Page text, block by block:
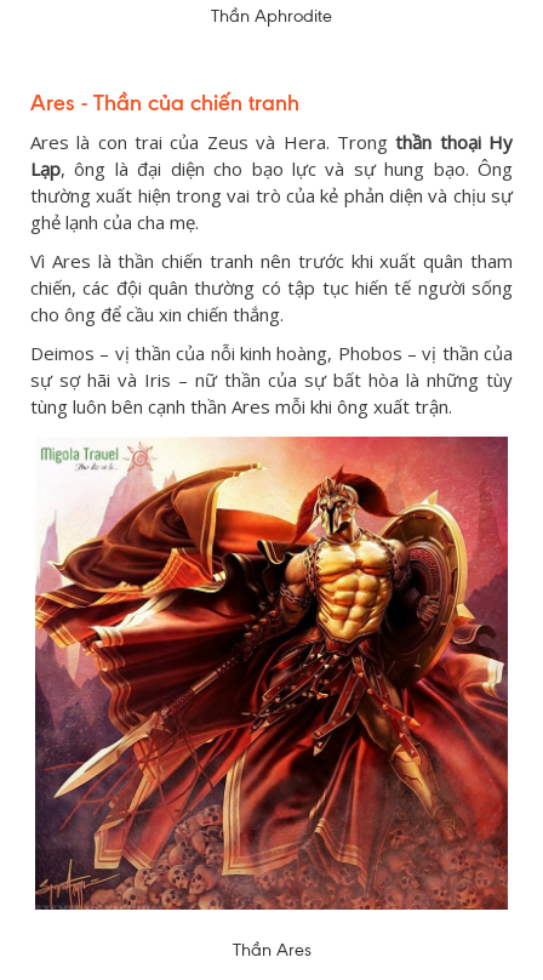
Thần Aphrodite
Ares - Thần của chiến tranh
Ares là con trai của Zeus và Hera. Trongthần thoại Hy
Lạp, ông là đại diện cho bạo lực và sự hung bạo. Ông
thường xuất hiện trong vai trò của kẻ phản diện và chịu sự
ghẻ lạnh của cha mẹ.
Vì Ares là thần chiến tranh nên trước khi xuất quân tham
chiến, các đội quân thường có tập tục hiến tế người sống
cho ông để cầu xin chiến thắng.
Deimos – vị thần của nỗi kinh hoàng, Phobos – vị thần của
sự sợ hãi và Iris – nữ thần của sự bất hòa là những tùy
tùng luôn bên cạnh thần Ares mỗi khi ông xuất trận.
Thần Ares